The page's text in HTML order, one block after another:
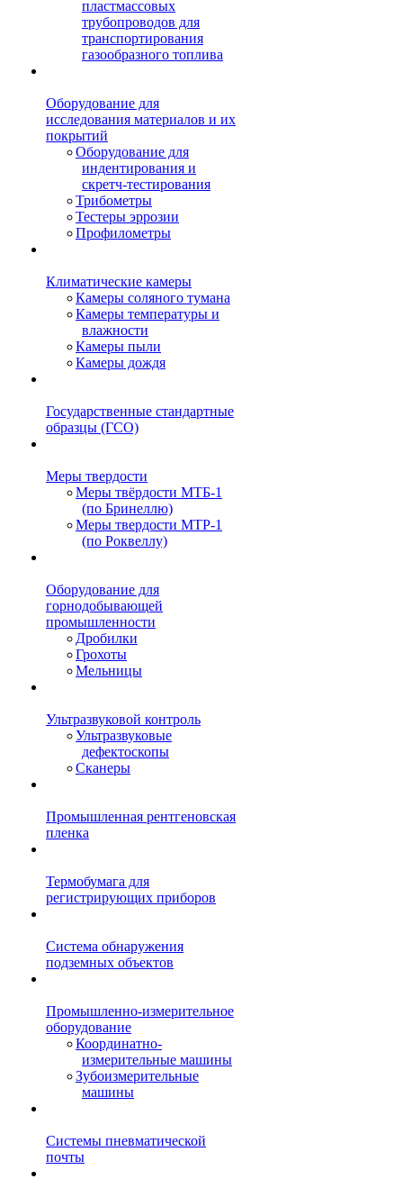
пластмассовых
трубопроводов для
транспортирования
газообразного топлива
Оборудование для
исследования материалов и их
покрытий
Оборудование для
индентирования и
скретч-тестирования
Трибометры
Тестеры эррозии
Профилометры
Климатические камеры
Камеры соляного тумана
Камеры температуры и
влажности
Камеры пыли
Камеры дождя
Государственные стандартные
образцы (ГСО)
Меры твердости
Меры твёрдости МТБ-1
(по Бринеллю)
Меры твердости МТР-1
(по Роквеллу)
Оборудование для
горнодобывающей
промышленности
Дробилки
Грохоты
Мельницы
Ультразвуковой контроль
Ультразвуковые
дефектоскопы
Сканеры
Промышленная рентгеновская
пленка
Термобумага для
регистрирующих приборов
Система обнаружения
подземных объектов
Промышленно-измерительное
оборудование
Координатно-
измерительные машины
Зубоизмерительные
машины
Системы пневматической
почты